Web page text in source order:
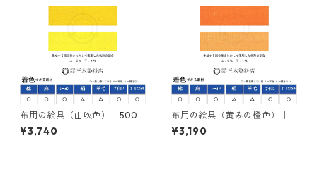
布用の絵具（山吹色）｜500g
｜ネオカラーゴールドエロー
ＭＧＲ｜樹脂顔料(ピグメント
¥3,740
布用の絵具（黄みの橙色）｜5
00g｜ネオカラーオレンヂＭ
Ｇ｜樹脂顔料(ピグメントレジ
¥3,190